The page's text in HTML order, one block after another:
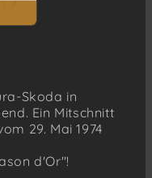
Skoda in
Ein Mitschnitt
29. Mai 1974
d'Or"!